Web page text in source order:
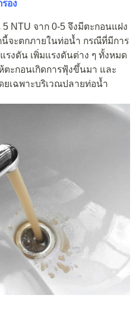
อง
NTU จาก 0-5 จึงมีตะกอนแฝง
จะตกภายในท่อน้ำ กรณีที่มีการ
งดัน เพิ่มแรงดันต่าง ๆ ทั้งหมด
ะกอนเกิดการฟุ้งขึ้นมา และ
ยเฉพาะบริเวณปลายท่อน้ำ